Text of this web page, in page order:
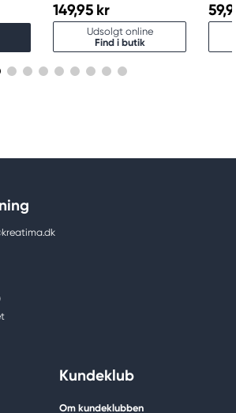
149,95 kr
Udsolgt online
Find i butik
Kundeklub
Om kundeklubben